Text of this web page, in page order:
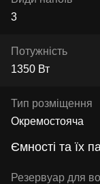
3
Потужність
1350 Вт
Тип розміщення
Окремостояча
Ємності та їх
Резервуар для